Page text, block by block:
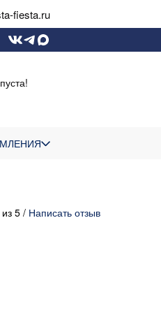
fiesta.ru
из 5 / Написать отзыв